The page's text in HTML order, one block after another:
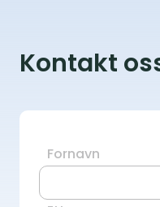
Kontakt
Fornavn